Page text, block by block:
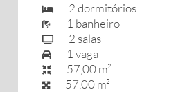
2 dormitórios
1 banheiro
2 salas
1 vaga
57,00 m²
57,00 m²